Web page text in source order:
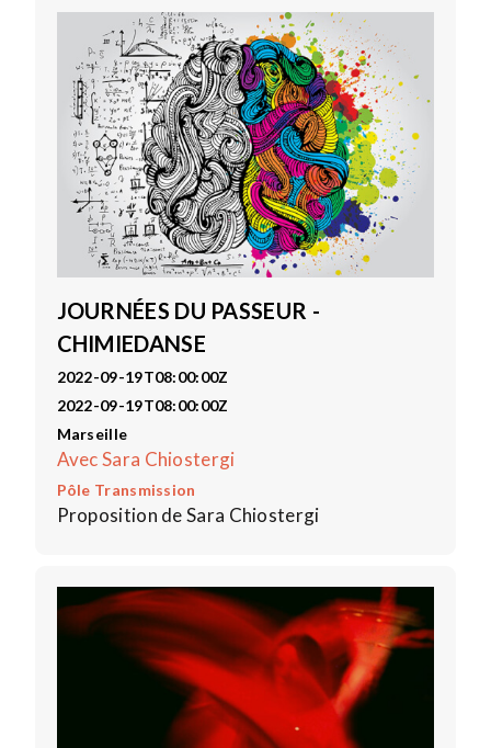
JOURNÉES DU PASSEUR -
CHIMIEDANSE
2022-09-19T08:00:00Z
2022-09-19T08:00:00Z
Marseille
Avec Sara Chiostergi
Pôle Transmission
Proposition de Sara Chiostergi